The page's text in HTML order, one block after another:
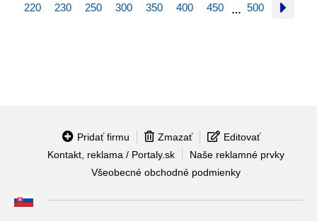
220 230 250 300 350 400 450 … 500
Pridať firmu Zmazať
Editovať
Kontakt, reklama / Portaly.sk
Naše reklamné prvky
Všeobecné obchodné podmienky